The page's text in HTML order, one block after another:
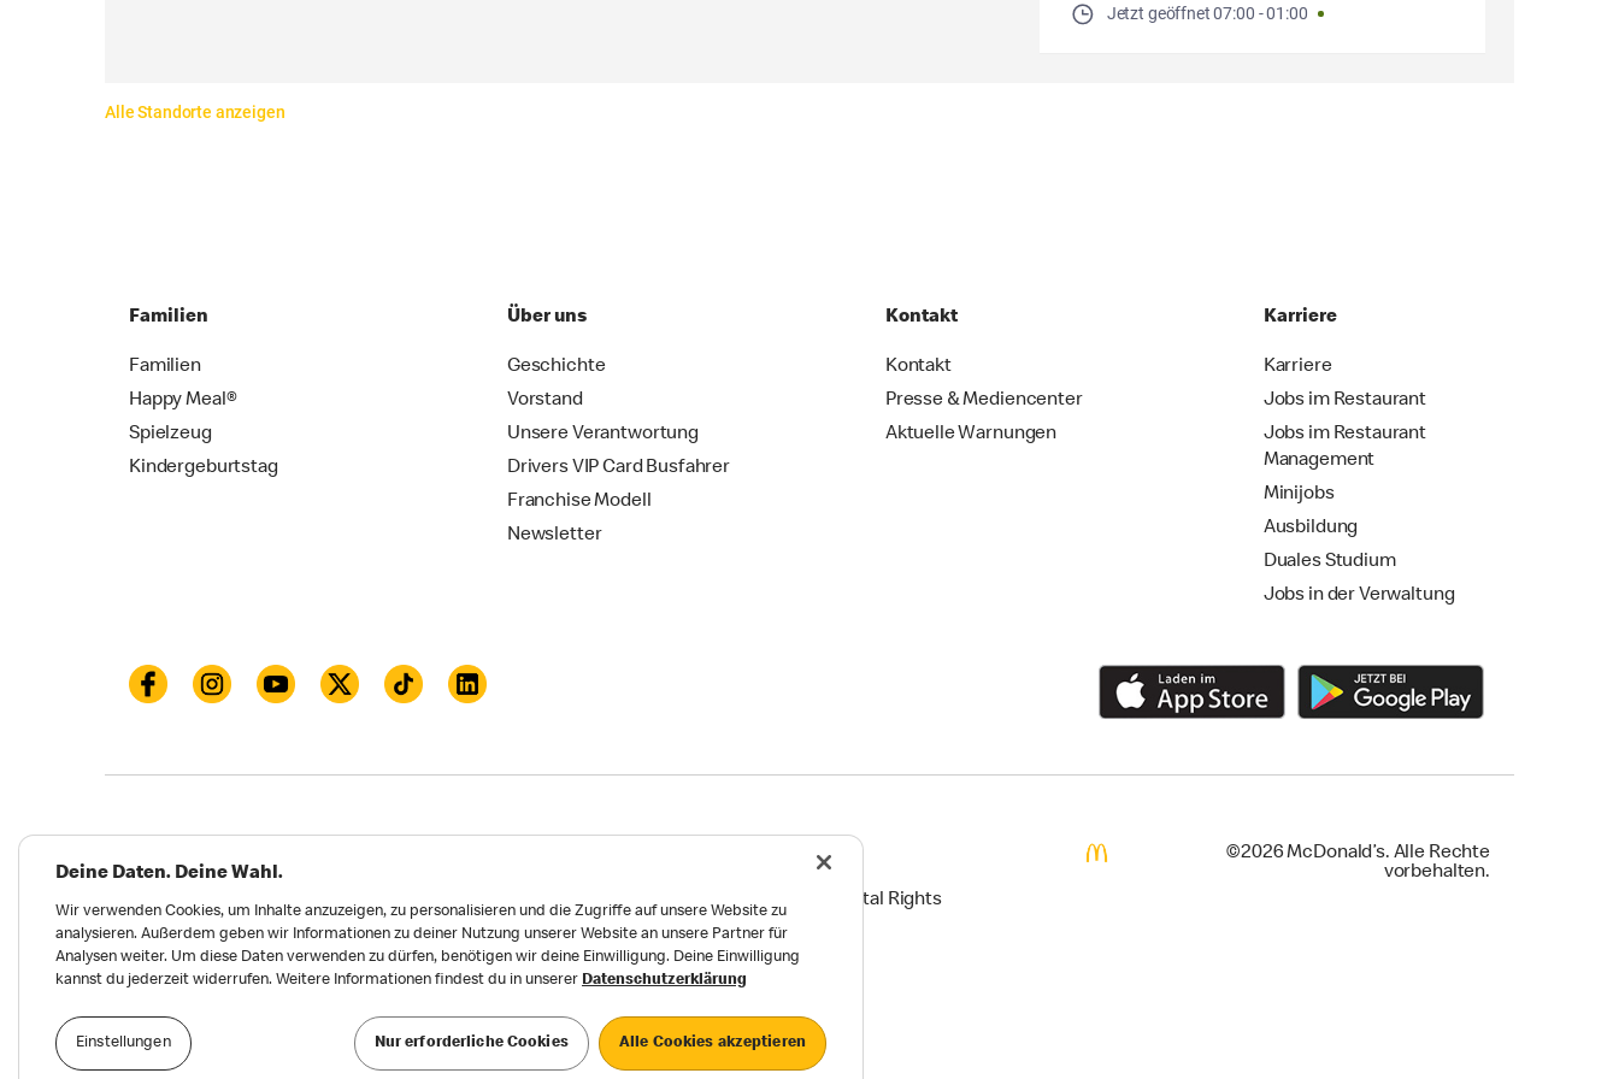
Jetzt geöffnet 07:00 -01:00
Alle Standorte anzeigen
Familien
Familien
Happy Meal®
Spielzeug
Kindergeburtstag
Über uns
Geschichte
Vorstand
Unsere Verantwortung
Drivers VIP Card Busfahrer
Franchise Modell
Newsletter
Kontakt
Kontakt
Presse & Mediencenter
Aktuelle Warnungen
Karriere
Karriere
Jobs im Restaurant
Jobs im Restaurant
Management
Minijobs
Ausbildung
Duales Studium
Jobs in der Verwaltung
Meldungen zu Menschen- und Umweltrechten Reports on Human and Environmental Rights
Erklärung zur Barrierefreiheit Privatsphäre Einstellungen
©2026 McDonald’s. Alle Rechte
vorbehalten.
Deine Daten. Deine Wahl.
Wir verwenden Cookies, um Inhalte anzuzeigen, zu personalisieren und die Zugriffe auf unsere Website zu
analysieren. Außerdem geben wir Informationen zu deiner Nutzung unserer Website an unsere Partner für
Analysen weiter. Um diese Daten verwenden zu dürfen, benötigen wir deine Einwilligung. Deine Einwilligung
kannst du jederzeit widerrufen. Weitere Informationen findest du in unserer Datenschutzerklärung
Einstellungen Nur erforderliche Cookies Alle Cookies akzeptieren